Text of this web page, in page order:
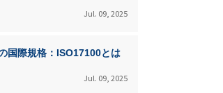
Jul. 09, 2025
国際規格：ISO17100とは
Jul. 09, 2025